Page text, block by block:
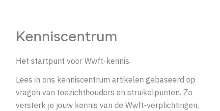
Kenniscentrum
Het startpunt voor Wwft-kennis.
Lees in ons kenniscentrum artikelen gebaseerd op
vragen van toezichthouders en struikelpunten. Zo
versterk je jouw kennis van de Wwft-verplichtingen,